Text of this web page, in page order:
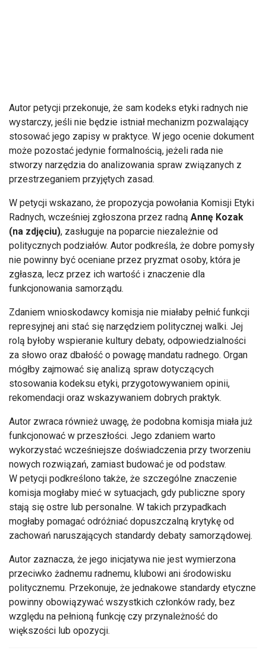
Autor petycji przekonuje, że sam kodeks etyki radnych nie
wystarczy, jeśli nie będzie istniał mechanizm pozwalający
stosować jego zapisy w praktyce. W jego ocenie dokument
może pozostać jedynie formalnością, jeżeli rada nie
stworzy narzędzia do analizowania spraw związanych z
przestrzeganiem przyjętych zasad.
W petycji wskazano, że propozycja powołania Komisji Etyki
Radnych, wcześniej zgłoszona przez radną Annę Kozak
(na zdjęciu), zasługuje na poparcie niezależnie od
politycznych podziałów. Autor podkreśla, że dobre pomysły
nie powinny być oceniane przez pryzmat osoby, która je
zgłasza, lecz przez ich wartość i znaczenie dla
funkcjonowania samorządu.
Zdaniem wnioskodawcy komisja nie miałaby pełnić funkcji
represyjnej ani stać się narzędziem politycznej walki. Jej
rolą byłoby wspieranie kultury debaty, odpowiedzialności
za słowo oraz dbałość o powagę mandatu radnego. Organ
mógłby zajmować się analizą spraw dotyczących
stosowania kodeksu etyki, przygotowywaniem opinii,
rekomendacji oraz wskazywaniem dobrych praktyk.
Autor zwraca również uwagę, że podobna komisja miała już
funkcjonować w przeszłości. Jego zdaniem warto
wykorzystać wcześniejsze doświadczenia przy tworzeniu
nowych rozwiązań, zamiast budować je od podstaw.
W petycji podkreślono także, że szczególne znaczenie
komisja mogłaby mieć w sytuacjach, gdy publiczne spory
stają się ostre lub personalne. W takich przypadkach
mogłaby pomagać odróżniać dopuszczalną krytykę od
zachowań naruszających standardy debaty samorządowej.
Autor zaznacza, że jego inicjatywa nie jest wymierzona
przeciwko żadnemu radnemu, klubowi ani środowisku
politycznemu. Przekonuje, że jednakowe standardy etyczne
powinny obowiązywać wszystkich członków rady, bez
względu na pełnioną funkcję czy przynależność do
większości lub opozycji.